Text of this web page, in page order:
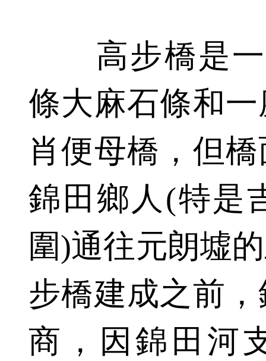
高步橋是一
條大麻石條和
肖便母橋，但
錦田鄉人(特是
圍)通往元朗墟
步橋建成之前
商，因錦田河